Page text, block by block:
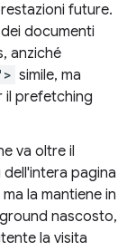
future.
documenti
anziché
simile, ma
il prefetching
va oltre il
pagina
la mantiene in
nascosto,
la visita